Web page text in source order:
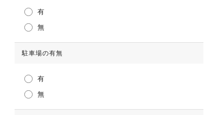
有
無
駐車場の有無
有
無